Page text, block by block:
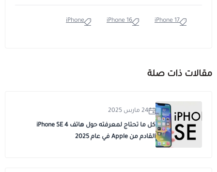
iPhone 17
iPhone 16
iPhone
مقالات ذات صلة
24 مارس 2025
كل ما تحتاج لمعرفته حول هاتف iPhone SE 4
القادم من Apple في عام 2025